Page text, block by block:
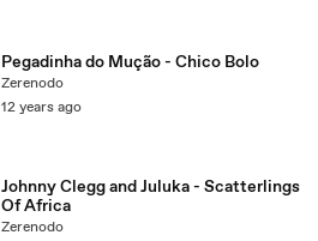
Pegadinha do Mução - Chico Bolo
Zerenodo
12 years ago
Johnny Clegg and Juluka - Scatterlings
Of Africa
Zerenodo